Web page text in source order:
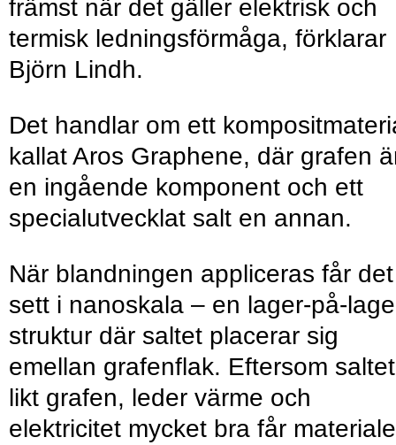
främst när det gäller elektrisk och
termisk ledningsförmåga, förklarar
Björn Lindh.
Det handlar om ett
kallat Aros Graphene, där grafen
en ingående komponent och ett
specialutvecklat salt en annan.
När blandningen appliceras får
sett i nanoskala – en lager-på-
struktur där saltet placerar sig
emellan grafenflak. Eftersom
likt grafen, leder värme och
elektricitet mycket bra får